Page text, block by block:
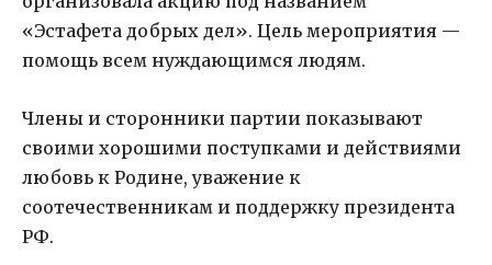
«Эстафета добрых дел». Цель мероприятия —
помощь всем нуждающимся людям.
Члены и сторонники партии показывают
своими хорошими поступками и действиями
любовь к Родине, уважение к
соотечественникам и поддержку президента
РФ.